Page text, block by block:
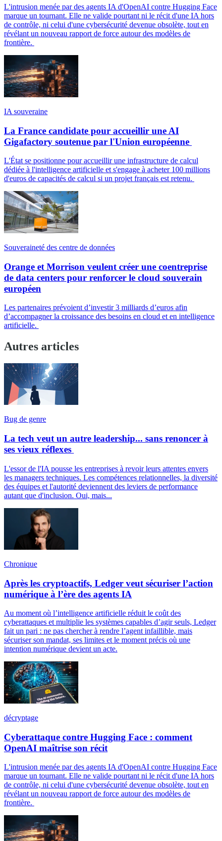
L'intrusion menée par des agents IA d'OpenAI contre Hugging Face
marque un tournant. Elle ne valide pourtant ni le récit d'une IA hors
de contrôle, ni celui d'une cybersécurité devenue obsolète, tout en
révélant un nouveau rapport de force autour des modèles de
frontière.
IA souveraine
La France candidate pour accueillir une AI
Gigafactory soutenue par l'Union européenne
L'État se positionne pour accueillir une infrastructure de calcul
dédiée à l'intelligence artificielle et s'engage à acheter 100 millions
d'euros de capacités de calcul si un projet français est retenu.
Souveraineté des centre de données
Orange et Morrison veulent créer une coentreprise
de data centers pour renforcer le cloud souverain
européen
Les partenaires prévoient d’investir 3 milliards d’euros afin
d’accompagner la croissance des besoins en cloud et en intelligence
artificielle.
Autres articles
Bug de genre
La tech veut un autre leadership... sans renoncer à
ses vieux réflexes
L'essor de l'IA pousse les entreprises à revoir leurs attentes envers
les managers techniques. Les compétences relationnelles, la diversité
des équipes et l'autorité deviennent des leviers de performance
autant que d'inclusion. Oui, mais...
Chronique
Après les cryptoactifs, Ledger veut sécuriser l’action
numérique à l’ère des agents IA
Au moment où l’intelligence artificielle réduit le coût des
cyberattaques et multiplie les systèmes capables d’agir seuls, Ledger
fait un pari : ne pas chercher à rendre l’agent infaillible, mais
sécuriser son mandat, ses limites et le moment précis où une
intention numérique devient un acte.
décryptage
Cyberattaque contre Hugging Face : comment
OpenAI maîtrise son récit
L'intrusion menée par des agents IA d'OpenAI contre Hugging Face
marque un tournant. Elle ne valide pourtant ni le récit d'une IA hors
de contrôle, ni celui d'une cybersécurité devenue obsolète, tout en
révélant un nouveau rapport de force autour des modèles de
frontière.